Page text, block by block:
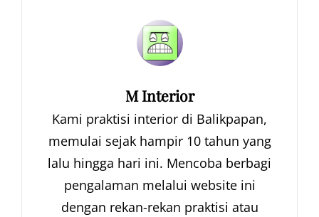
Author:
M Interior
Kami praktisi interior di Balikpapan,
memulai sejak hampir 10 tahun yang
lalu hingga hari ini. Mencoba berbagi
pengalaman melalui website ini
dengan rekan-rekan praktisi atau